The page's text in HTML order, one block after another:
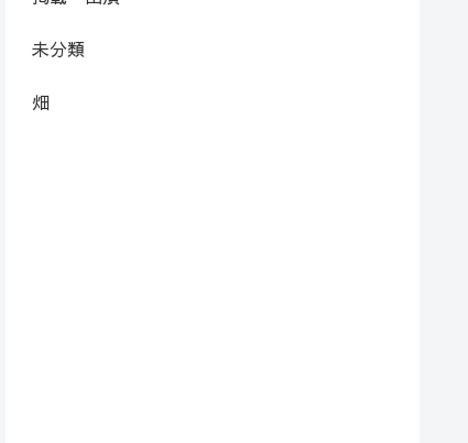
未分類
畑